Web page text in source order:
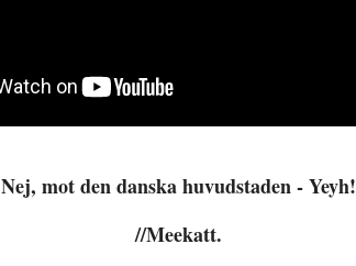
Nej, mot den danska huvudstaden - Yeyh!
//Meekatt.